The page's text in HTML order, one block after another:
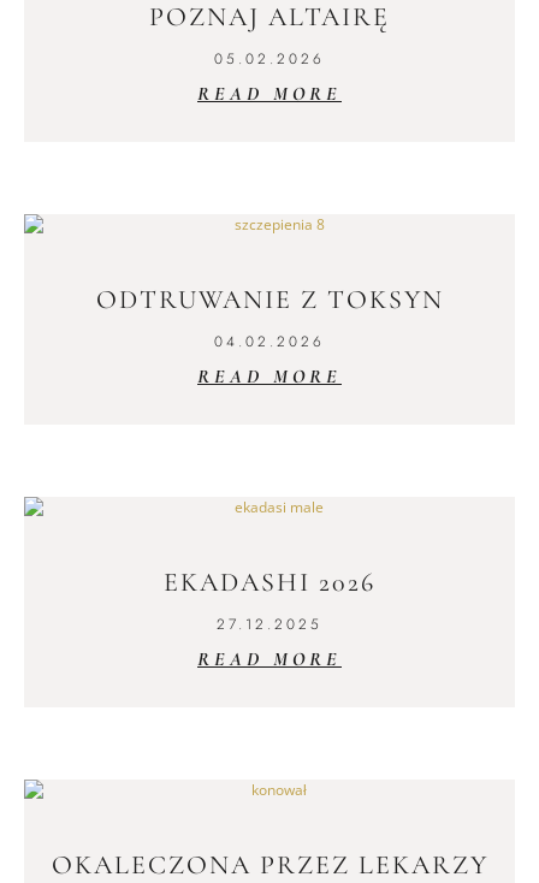
POZNAJ ALTAIRĘ
05.02.2026
READ MORE
ODTRUWANIE Z TOKSYN
04.02.2026
READ MORE
EKADASHI 2026
27.12.2025
READ MORE
OKALECZONA PRZEZ LEKARZY